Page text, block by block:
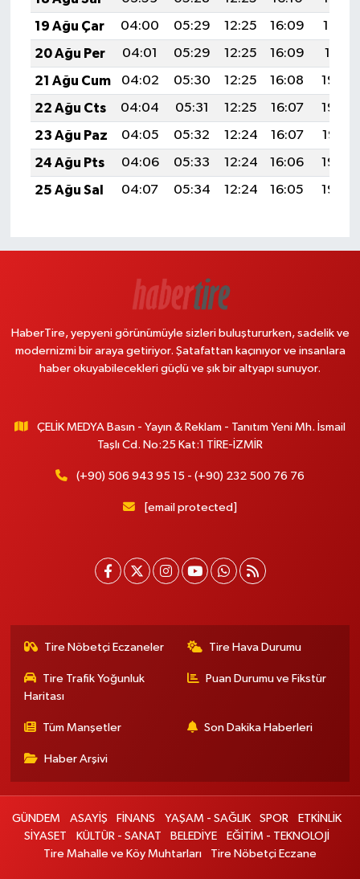
19 Ağu Çar
04:00 05:29 12:25 16:09
19:12
20 Ağu Per
04:01 05:29 12:25 16:09
19:11
21 Ağu Cum
04:02 05:30 12:25 16:08
19:09
22 Ağu Cts
04:04 05:31 12:25 16:07
19:08
23 Ağu Paz
04:05 05:32 12:24 16:07
19:07
24 Ağu Pts
04:06 05:33 12:24 16:06
19:05
25 Ağu Sal
04:07 05:34 12:24 16:05 19:04
HaberTire, yepyeni görünümüyle sizleri buluştururken, sadelik ve
modernizmi bir araya getiriyor. Şatafattan kaçınıyor ve insanlara
haber okuyabilecekleri güçlü ve şık bir altyapı sunuyor.
ÇELİK MEDYA Basın - Yayın & Reklam - Tanıtım Yeni Mh. İsmail
Taşlı Cd. No:25 Kat:1 TİRE-İZMİR
(+90) 506 943 95 15 - (+90) 232 500 76 76
[email protected]
Tire Nöbetçi Eczaneler Tire Hava Durumu
Tire Trafik Yoğunluk
Haritası
Puan Durumu ve Fikstür
Tüm Manşetler Son Dakika Haberleri
Haber Arşivi
GÜNDEM ASAYİŞ FİNANS YAŞAM - SAĞLIK SPOR
ETKİNLİK
SİYASET
KÜLTÜR - SANAT BELEDİYE
EĞİTİM - TEKNOLOJİ
Tire Mahalle ve Köy Muhtarları
Tire Nöbetçi Eczane